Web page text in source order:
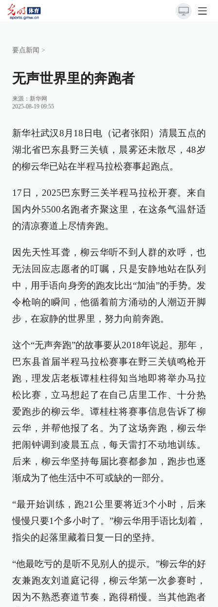
要点新闻 >
无声世界里的奔跑者
来源： 新华网
2025-08-19 09:55
新华社武汉8月18日电（记者张阳）清晨五点的
湖北省巴东县野三关镇，晨雾还未散尽，48岁
的柳云华已站在半程马拉松赛事起跑点。
17日，2025巴东野三关半程马拉松开赛。来自
国内外5500名跑者齐聚这里，在这条气温舒适
的清凉赛道上尽情奔跑。
因先天性耳聋，柳云华听不到人群的欢呼，也
无法回应志愿者的叮嘱，只是安静地站在队列
中，用手语向身旁的跑友比出“加油”的手势。发
令枪响的瞬间，他循着前方涌动的人潮迈开脚
步，在寂静的世界里，努力向前奔跑。
这个“无声奔跑”的故事要从2018年说起。那年，
巴东县首届半程马拉松赛事在野三关镇鸣枪开
跑，理发店老板谭桂柱得知当地即将举办马拉
松比赛，立马想起了在自己店里工作、十分热
爱跑步的柳云华。谭桂柱将赛事信息告诉了柳
云华，并帮他报了名。为了这场奔跑，柳云华
把闹钟调到凌晨五点，每天雷打不动地训练。
后来，柳云华坚持每届比赛都参加，跑步也逐
渐成为了他生活中不可或缺的一部分。
“最开始训练，跑21公里要将近3个小时，后来
慢慢只要1个多小时了。”柳云华用手语比划着，
指尖的起落里藏着日复一日的坚持。
“他最吃亏的是听不见别人的提示。”柳云华的好
友兼跑友刘道庭记得，柳云华第一次参赛时，
因为不熟悉赛道节奏，跑得稍慢。当其他跑者